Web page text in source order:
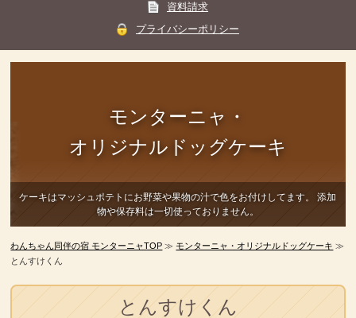
資料請求
プライバシーポリシー
モンターニャ・
オリジナルドッグケーキ
ケーキはマッシュポテトにお野菜や果物の汁で色をお付けしてます。
添加
物や保存料は一切使っておりません。
わんちゃん同伴の宿 モンターニャTOP ≫モンターニャ・オリジナルドッグケーキ ≫
とんすけくん
とんすけくん